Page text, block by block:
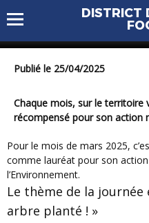
DISTRICT
C.M.O
mars 2025
Publié le 25/04/2025
Chaque mois, sur le territoire vendéen, un club est
récompensé pour son action
Pour le mois de mars 2025, c’est le FC Essartais qui a été choisi
comme lauréat pour son
l’Environnement.
Le thème de la
arbre planté ! »